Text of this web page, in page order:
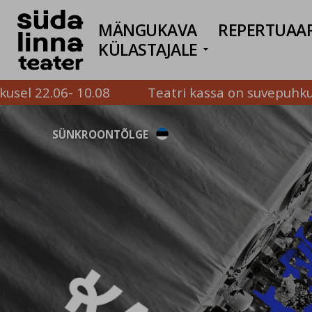
MÄNGUKAVA
KÜLASTAJALE Ava/sulge
22.06- 10.08 Teatri kassa on
SÜNKROONTÕLGE
SÜNKROONTÕLGE
SÜNKROONTÕLGE
SÜNKROONTÕLGE